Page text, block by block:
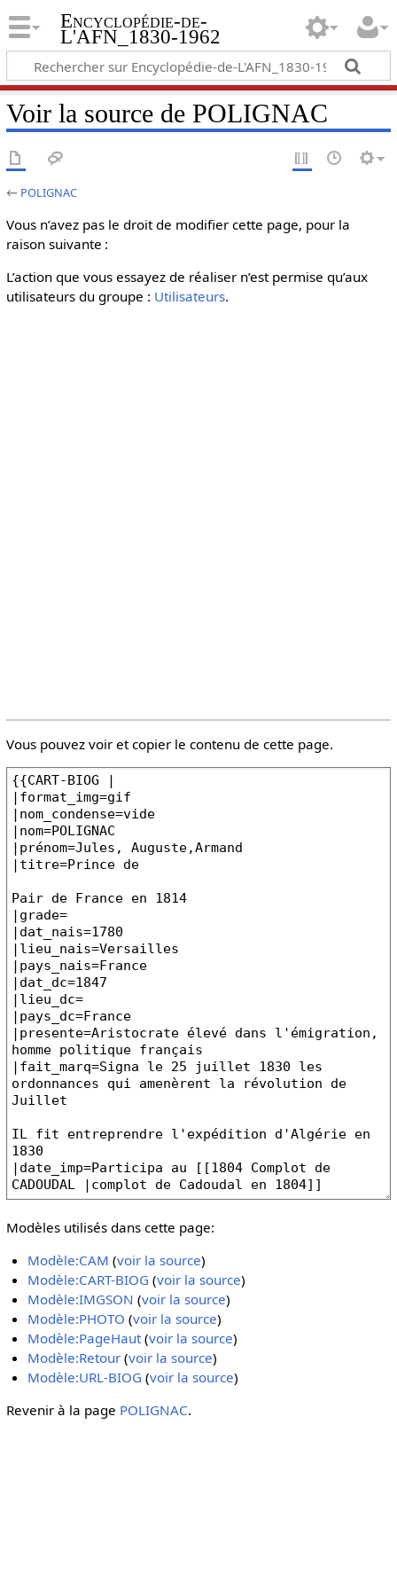
Encyclopédie-de-
L'AFN_1830-1962
Voir la source de POLIGNAC
← POLIGNAC
Vous n’avez pas le droit de modifier cette page, pour la
raison suivante :
L’action que vous essayez de réaliser n’est permise qu’aux
utilisateurs du groupe : Utilisateurs.
Vous pouvez voir et copier le contenu de cette page.
Modèles utilisés dans cette page:
Modèle:CAM (voir la source)
Modèle:CART-BIOG (voir la source)
Modèle:IMGSON (voir la source)
Modèle:PHOTO (voir la source)
Modèle:PageHaut(voir la source)
Modèle:Retour (voir la source)
Modèle:URL-BIOG (voir la source)
Revenir à la page POLIGNAC.